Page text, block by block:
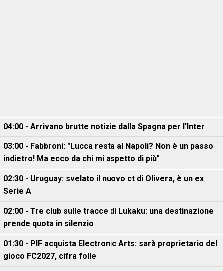
04:00 - Arrivano brutte notizie dalla Spagna per l'Inter
03:00 - Fabbroni: "Lucca resta al Napoli? Non è un passo
indietro! Ma ecco da chi mi aspetto di più"
02:30 - Uruguay: svelato il nuovo ct di Olivera, è un ex
Serie A
02:00 - Tre club sulle tracce di Lukaku: una destinazione
prende quota in silenzio
01:30 - PIF acquista Electronic Arts: sarà proprietario del
gioco FC2027, cifra folle